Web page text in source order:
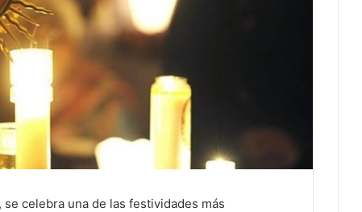
celebra una de las festividades más